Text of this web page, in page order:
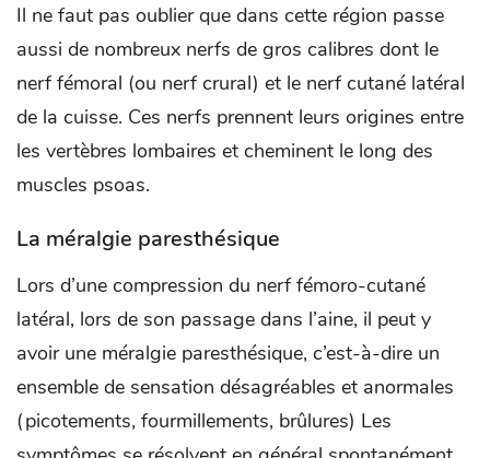
Il ne faut pas oublier que dans cette région passe
aussi de nombreux nerfs de gros calibres dont le
nerf fémoral (ou nerf crural) et le nerf cutané latéral
de la cuisse. Ces nerfs prennent leurs origines entre
les vertèbres lombaires et cheminent le long des
muscles psoas.
La méralgie paresthésique
Lors d’une compression du nerf fémoro-cutané
latéral, lors de son passage dans l’aine, il peut y
avoir une méralgie paresthésique, c’est-à-dire un
ensemble de sensation désagréables et anormales
(picotements, fourmillements, brûlures) Les